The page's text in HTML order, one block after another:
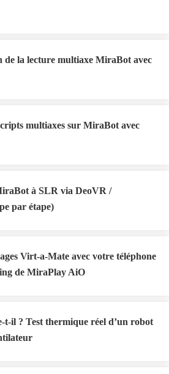
de la lecture multiaxe MiraBot avec
multiaxes sur MiraBot avec
à SLR via DeoVR /
par étape)
Virt-a-Mate avec votre téléphone
de MiraPlay AiO
il ? Test thermique réel d’un robot